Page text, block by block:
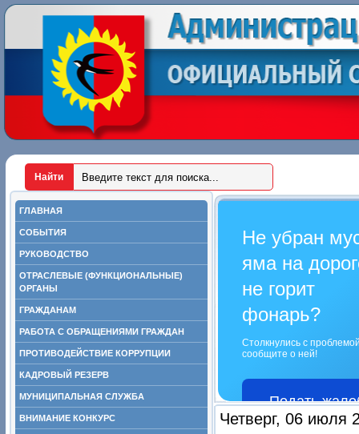
ГЛАВНАЯ
СОБЫТИЯ
РУКОВОДСТВО
ОТРАСЛЕВЫЕ (ФУНКЦИОНАЛЬНЫЕ)
ОРГАНЫ
ГРАЖДАНАМ
РАБОТА С ОБРАЩЕНИЯМИ ГРАЖДАН
ПРОТИВОДЕЙСТВИЕ КОРРУПЦИИ
КАДРОВЫЙ РЕЗЕРВ
МУНИЦИПАЛЬНАЯ СЛУЖБА
ВНИМАНИЕ КОНКУРС
Не убран
яма на
не горит
фонарь?
Столкнулись с
сообщите о ней!
Подать
Четверг, 06 июля